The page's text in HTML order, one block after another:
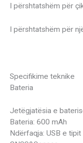
I përshtatshëm për
I përshtatshëm për
Specifikime teknike
Bateria
Jetëgjatësia e
Bateria: 600 mAh
Ndërfaqja: USB e tipit